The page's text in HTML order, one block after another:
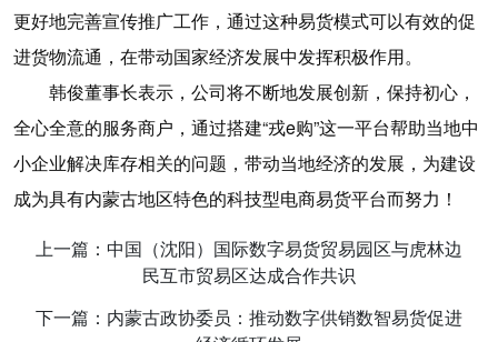
更好地完善宣传推广工作，通过这种易货模式可以有效的促
进货物流通，在带动国家经济发展中发挥积极作用。
韩俊董事长表示，公司将不断地发展创新，保持初心，
全心全意的服务商户，通过搭建“戎e购”这一平台帮助当地中
小企业解决库存相关的问题，带动当地经济的发展，为建设
成为具有内蒙古地区特色的科技型电商易货平台而努力！
上一篇：中国（沈阳）国际数字易货贸易园区与虎林边
民互市贸易区达成合作共识
下一篇：内蒙古政协委员：推动数字供销数智易货促进